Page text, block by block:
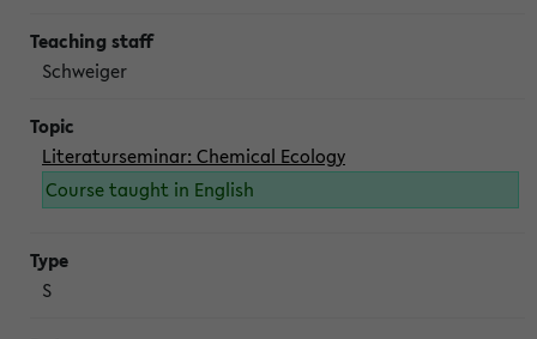
Schweiger
Literaturseminar: Chemical Ecology
Course taught in English
S